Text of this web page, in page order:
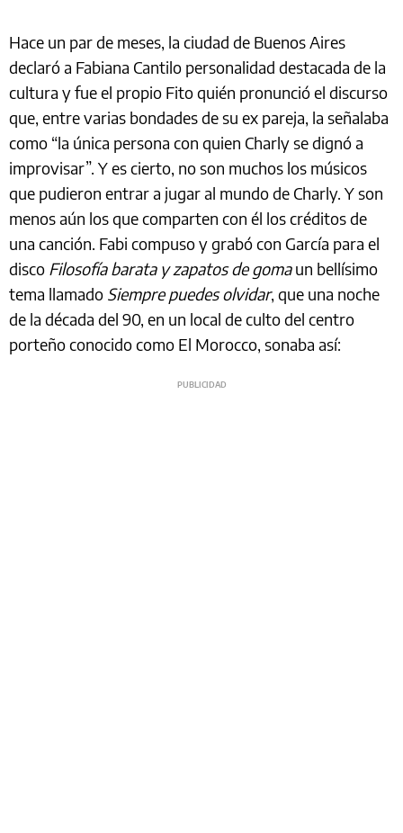
Hace un par de meses, la ciudad de Buenos Aires
declaró a Fabiana Cantilo personalidad destacada de la
cultura y fue el propio Fito quién pronunció el discurso
que, entre varias bondades de su ex pareja, la señalaba
como “la única persona con quien Charly se dignó a
improvisar”. Y es cierto, no son muchos los músicos
que pudieron entrar a jugar al mundo de Charly. Y son
menos aún los que comparten con él los créditos de
una canción. Fabi compuso y grabó con García para el
disco Filosofía barata y zapatos de gomaun bellísimo
tema llamado Siempre puedes olvidar, que una noche
de la década del 90, en un local de culto del centro
porteño conocido como El Morocco, sonaba así: